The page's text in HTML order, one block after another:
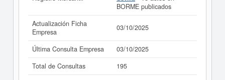
BORME publicados
Actualización Ficha
Empresa
03/10/2025
Última Consulta Empresa
03/10/2025
Total de Consultas
195